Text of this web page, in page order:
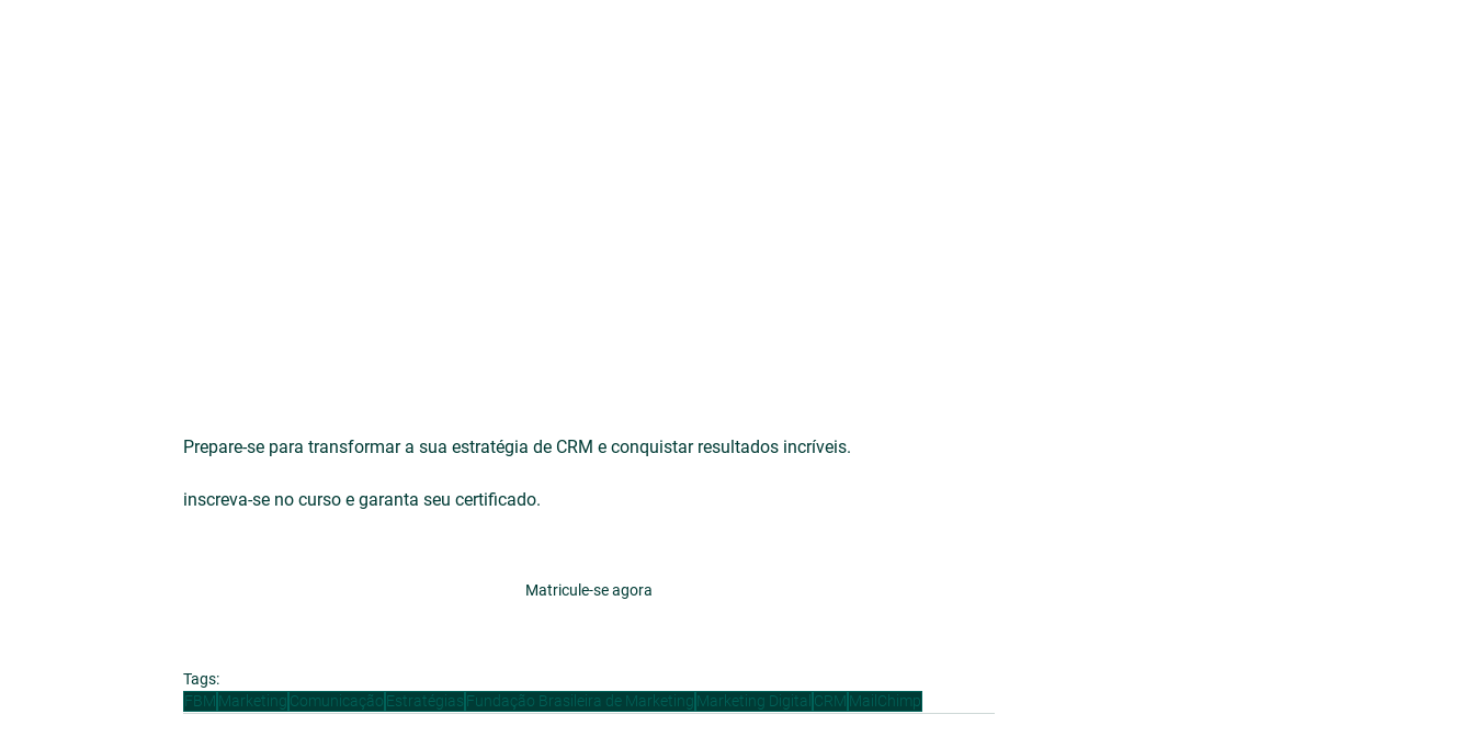
Prepare-se para transformar a sua estratégia de CRM e conquistar resultados incríveis.
inscreva-se no curso e garanta seu certificado.
Matricule-se agora
Tags:
FBM Marketing Comunicação Estratégias Fundação Brasileira de Marketing Marketing Digital CRM MailChimp